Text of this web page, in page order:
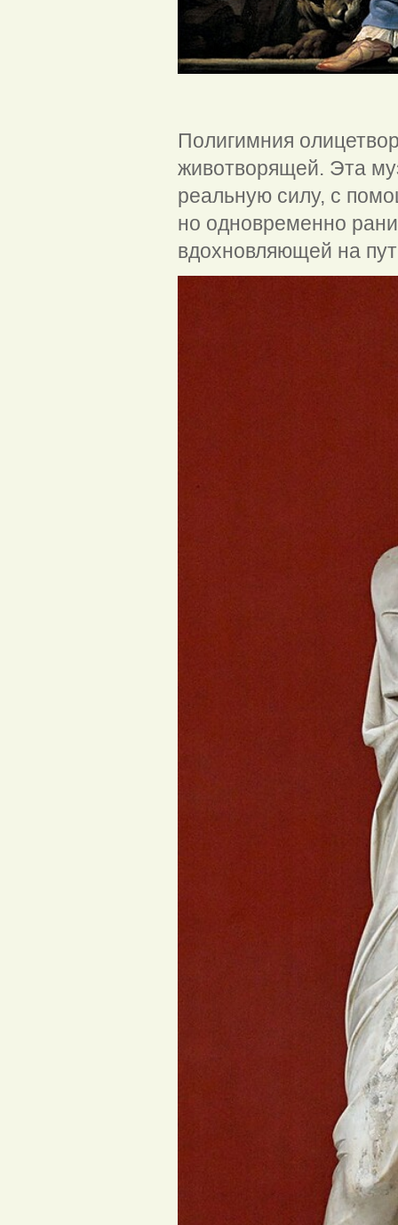
Полигимния
животворящей. Эта
реальную силу, с
но одновременно
вдохновляющей на